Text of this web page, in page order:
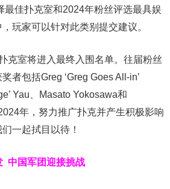
最佳扑克室和2024年粉丝评选最具娱
玩家可以针对此类别提交建议。
克室将进入最终入围名单。往届粉丝
者包括Greg ‘Greg Goes All-in’
Yau、Masato Yokosawa和
年，努力推广扑克并产生积极影响
一起拭目以待！
中国军团迎接挑战